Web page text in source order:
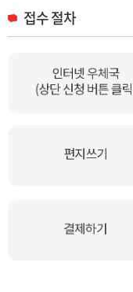
접수 절차